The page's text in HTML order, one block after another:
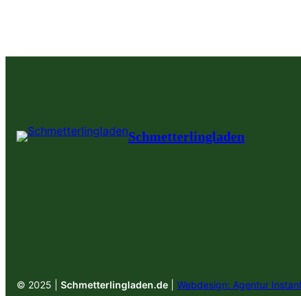
Schmetterlingladen
© 2025 | Schmetterlingladen.de Webdesign: Agentur